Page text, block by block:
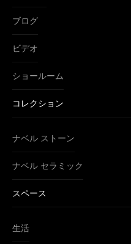
ブログ
ビデオ
ショールーム
コレクション
ナベル ストーン
ナベル セラミック
スペース
生活